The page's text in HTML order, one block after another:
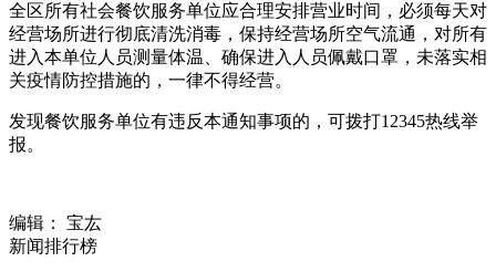
全区所有社会餐饮服务单位应合理安排营业时间，必须每天对
经营场所进行彻底清洗消毒，保持经营场所空气流通，对所有
进入本单位人员测量体温、确保进入人员佩戴口罩，未落实相
关疫情防控措施的，一律不得经营。
发现餐饮服务单位有违反本通知事项的，可拨打12345热线举
报。
编辑： 宝厷
新闻排行榜